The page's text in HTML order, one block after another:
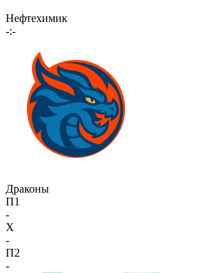
Нефтехимик
-:-
Драконы
П1
-
X
-
П2
-